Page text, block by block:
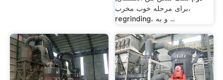
برای مرحله خوب مخرب،
regrinding، و به ...